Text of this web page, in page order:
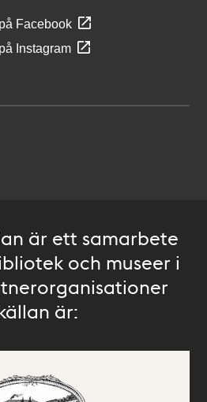
Facebook
Instagram
är ett samarbete
och museer i
är: